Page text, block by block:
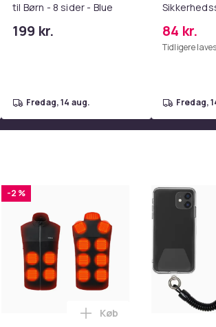
M
til Børn - 8 sider - Blue
199 kr.
fredag, 14 aug.
Kompatibel
Bilmodeller
84 kr.
Tidligere
fredag,
4000 mAh Black M i kurven
indlægssåler med temperaturkontrol
-2 %
Læg Varmevest 13
Køb